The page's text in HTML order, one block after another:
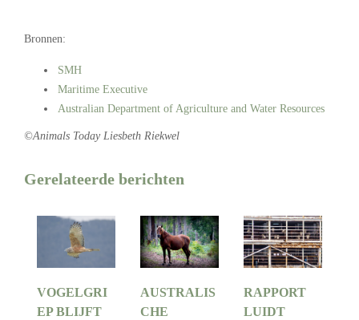
Bronnen:
SMH
Maritime Executive
Australian Department of Agriculture and Water Resources
©Animals Today Liesbeth Riekwel
Gerelateerde berichten
VOGELGRI
EP BLIJFT
AUSTRALIS
CHE
RAPPORT
LUIDT